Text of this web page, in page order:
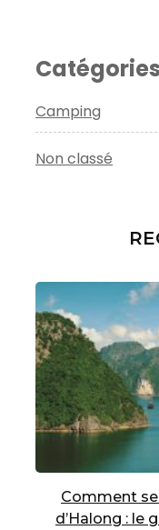
Catégories
Camping
Non classé
Comment
d’Halong : le